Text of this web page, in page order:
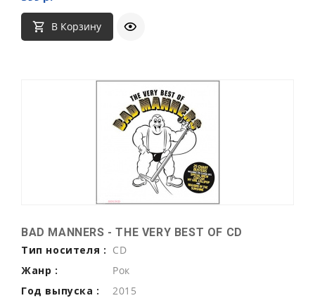
В Корзину
BAD MANNERS - THE VERY BEST OF CD
Тип носителя : CD
Жанр :
Рок
Год выпуска :
2015